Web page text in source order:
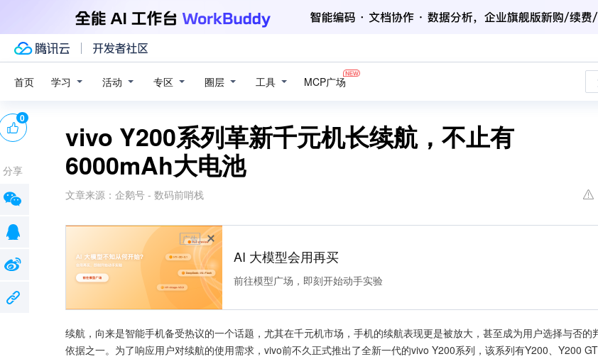
首页 学习 活动 专区 圈层 工具 MCP广场
vivo Y200系列革新千元机长续航，不止有
6000mAh大电池
文章来源： 企鹅号 - 数码前哨栈
广告
AI 大模型会用再买
前往模型广场，即刻开始动手实验
续航，向来是智能手机备受热议的一个话题，尤其在千元机市场，手机的续航表现更是被放大，甚至成为用户选择与否的
依据之一。为了响应用户对续航的使用需求，vivo前不久正式推出了全新一代的vivo Y200系列，该系列有Y200、Y200 GT
0
分享